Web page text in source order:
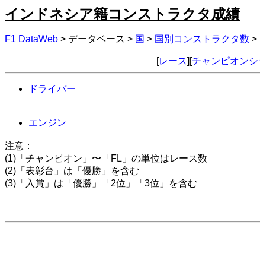
インドネシア籍コンストラクタ成績
F1 DataWeb > データベース > 国 > 国別コンストラクタ数 >
[レース][チャンピオン
ドライバー
エンジン
注意：
(1)「チャンピオン」〜「FL」の単位はレース数
(2)「表彰台」は「優勝」を含む
(3)「入賞」は「優勝」「2位」「3位」を含む